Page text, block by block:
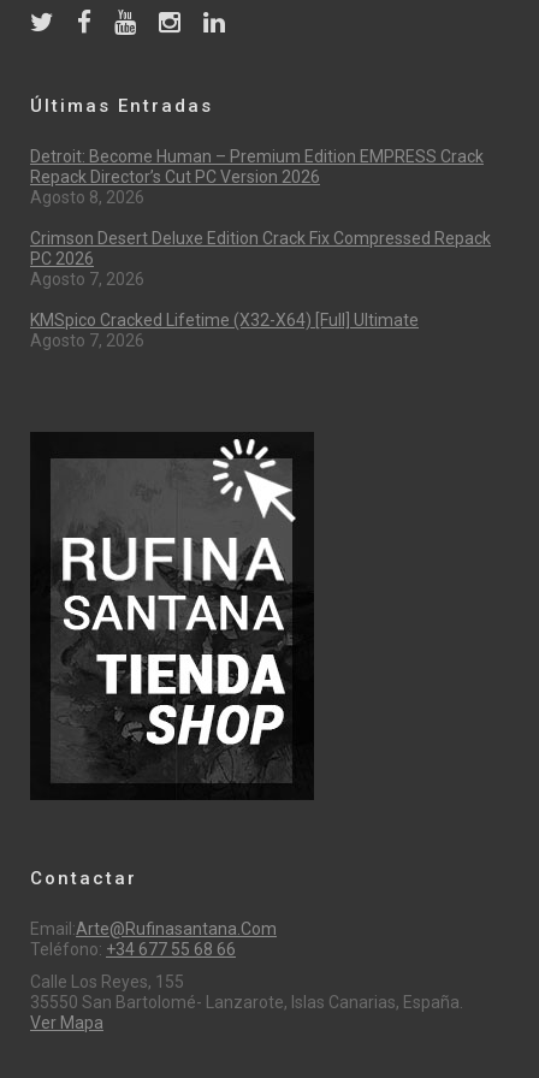
Últimas Entradas
Detroit: Become Human – Premium Edition EMPRESS Crack
Repack Director’s Cut PC Version 2026
Agosto 8, 2026
Crimson Desert Deluxe Edition Crack Fix Compressed Repack
PC 2026
Agosto 7, 2026
KMSpico Cracked Lifetime (x32-X64) [Full] Ultimate
Agosto 7, 2026
Contactar
Email:Arte@rufinasantana.com
Teléfono: +34 677 55 68 66
Calle Los Reyes, 155
35550 San Bartolomé- Lanzarote, Islas Canarias, España.
Ver Mapa